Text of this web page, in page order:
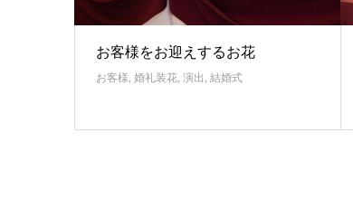
お客様をお迎えするお花
お客様, 婚礼装花, 演出 , 結婚式